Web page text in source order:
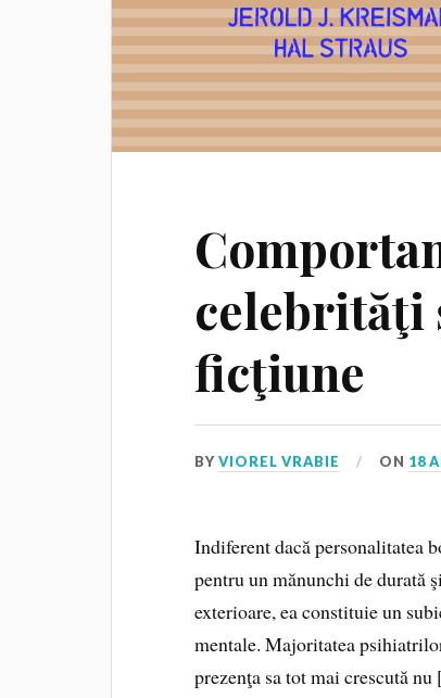
celebrităţi
ficţiune
BYVIOREL VRABIE ON 18
Indiferent dacă personalitatea
pentru un mănunchi de durată
exterioare, ea constituie un
mentale. Majoritatea
prezenţa sa tot mai crescută